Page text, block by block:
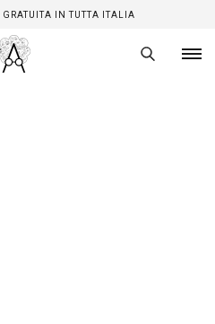
GRATUITA IN TUTTA ITALIA